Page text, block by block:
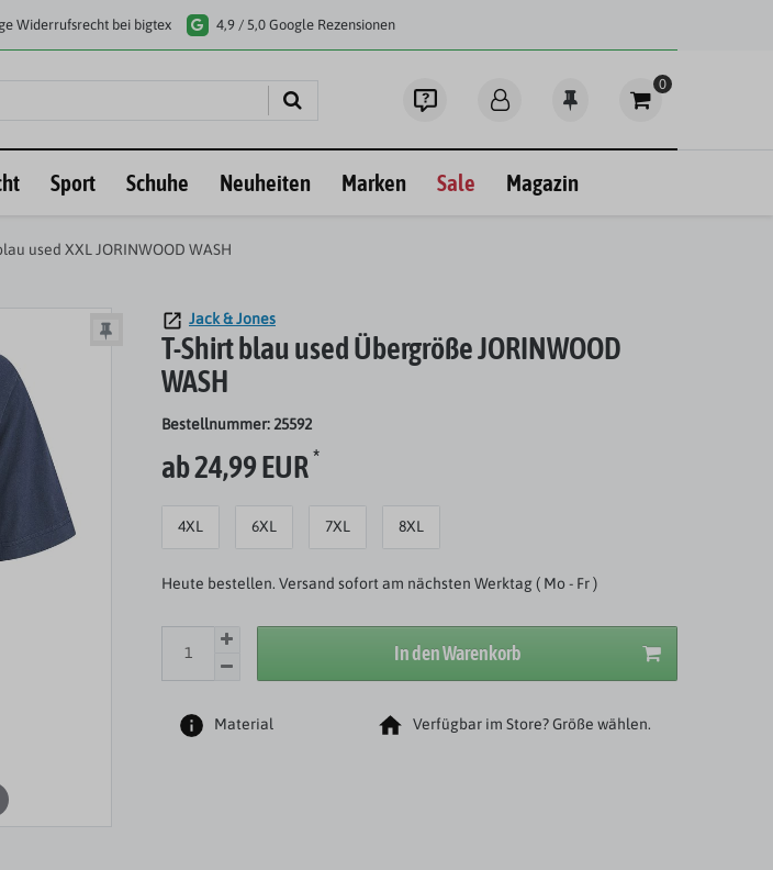
Widerrufsrecht bei bigtex 4,9 / 5,0 Google Rezensionen
0
Sport Schuhe Neuheiten Marken Sale Magazin
used XXL JORINWOOD WASH
Jack & Jones
T-Shirt blau used Übergröße JORINWOOD
WASH
Bestellnummer: 25592
ab 24,99 EUR*
4XL 6XL 7XL 8XL
Heute bestellen. Versand sofort am nächsten Werktag ( Mo - Fr )
In den Warenkorb
Material Verfügbar im Store? Größe wählen.